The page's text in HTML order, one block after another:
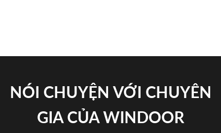
NÓI CHUYỆN VỚI CHUYÊN
GIA CỦA WINDOOR